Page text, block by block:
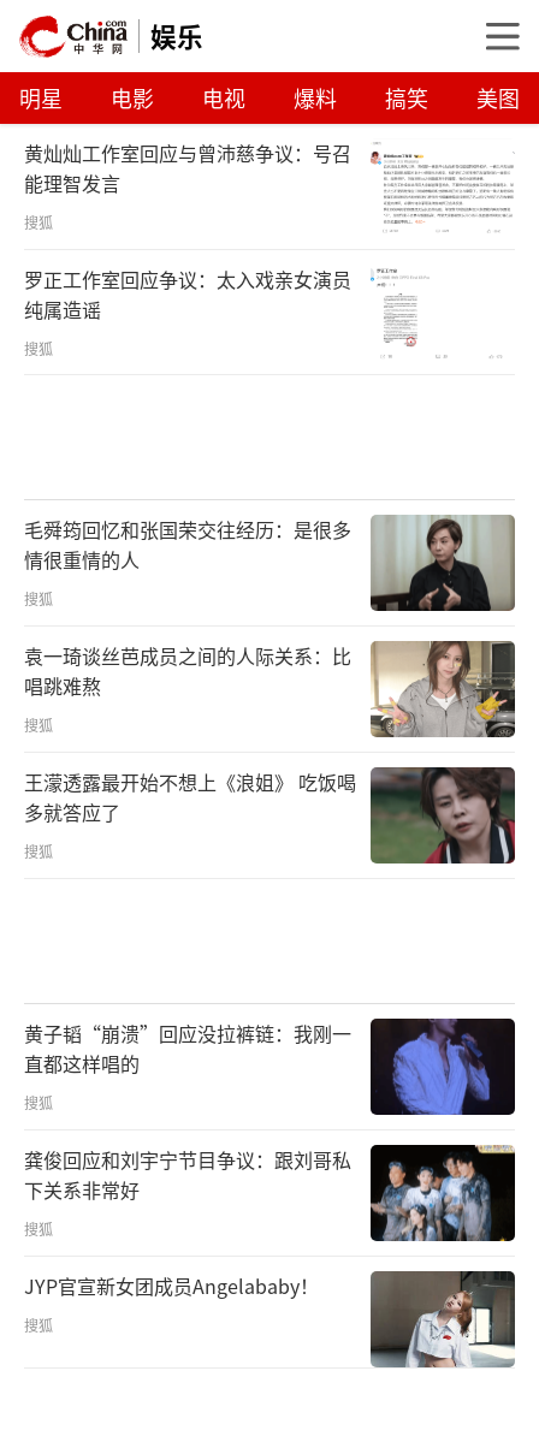
娱乐
明星 电影 电视 爆料 搞笑 美图
黄灿灿工作室回应与曾沛慈争议：号召
能理智发言
搜狐
罗正工作室回应争议：太入戏亲女演员
纯属造谣
搜狐
毛舜筠回忆和张国荣交往经历：是很多
情很重情的人
搜狐
袁一琦谈丝芭成员之间的人际关系：比
唱跳难熬
搜狐
王濛透露最开始不想上《浪姐》 吃饭喝
多就答应了
搜狐
黄子韬“崩溃”回应没拉裤链：我刚一
直都这样唱的
搜狐
龚俊回应和刘宇宁节目争议：跟刘哥私
下关系非常好
搜狐
JYP官宣新女团成员Angelababy！
搜狐